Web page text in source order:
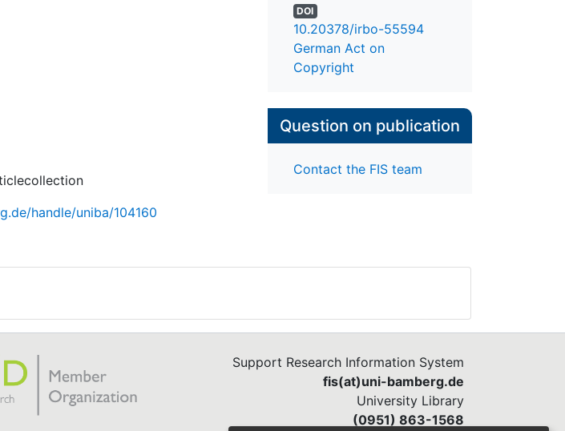
handle/uniba/104160
DOI
10.20378/irbo-55594
German Act on
Copyright
Question on publication
Contact the FIS team
Support Research Information System
fis(at)uni-bamberg.de
University Library
(0951) 863-1568